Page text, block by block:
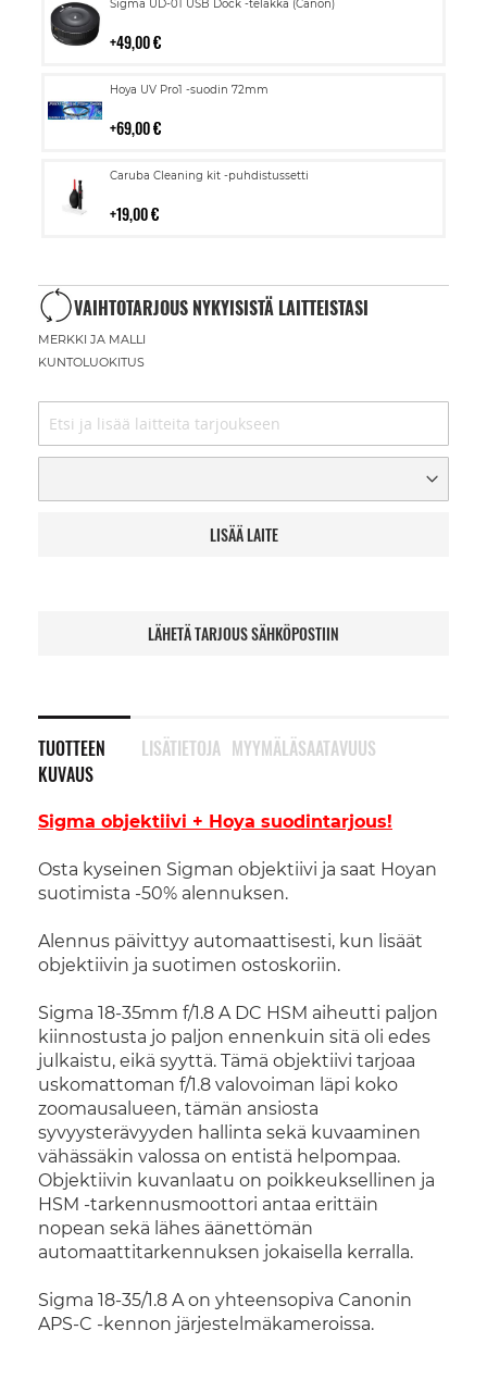
Sigma UD-01 USB Dock -telakka (Canon)
49,00 €
Hoya UV Pro1 -suodin 72mm
69,00 €
Lisää
Caruba Cleaning kit -puhdistussetti
19,00 €
Lisää
VAIHTOTARJOUS NYKYISISTÄ LAITTEISTASI
MERKKI JA MALLI
KUNTOLUOKITUS
LISÄÄ LAITE
LÄHETÄ TARJOUS SÄHKÖPOSTIIN
TUOTTEEN
KUVAUS
Sigma objektiivi + Hoya suodintarjous!
Osta kyseinen Sigman objektiivi ja saat Hoyan
suotimista -50% alennuksen.
Alennus päivittyy automaattisesti, kun lisäät
objektiivin ja suotimen ostoskoriin.
Sigma 18-35mm f/1.8 A DC HSM aiheutti paljon
kiinnostusta jo paljon ennenkuin sitä oli edes
julkaistu, eikä syyttä. Tämä objektiivi tarjoaa
uskomattoman f/1.8 valovoiman läpi koko
zoomausalueen, tämän ansiosta
syvyysterävyyden hallinta sekä kuvaaminen
vähässäkin valossa on entistä helpompaa.
Objektiivin kuvanlaatu on poikkeuksellinen ja
HSM -tarkennusmoottori antaa erittäin
nopean sekä lähes äänettömän
automaattitarkennuksen jokaisella kerralla.
Sigma 18-35/1.8 A on yhteensopiva Canonin
APS-C -kennon järjestelmäkameroissa.
LISÄTIETOJA MYYMÄLÄSAATAVUUS